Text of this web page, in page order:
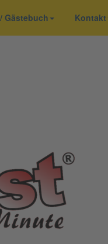
Gästebuch Kontakt